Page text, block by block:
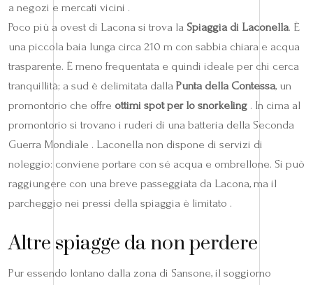
a negozi e mercati vicini .
Poco più a ovest di Lacona si trova la Spiaggia di Laconella. È
una piccola baia lunga circa 210 m con sabbia chiara e acqua
trasparente. È meno frequentata e quindi ideale per chi cerca
tranquillità; a sud è delimitata dalla Punta della Contessa, un
promontorio che offre ottimi spot per lo snorkeling . In cima al
promontorio si trovano i ruderi di una batteria della Seconda
Guerra Mondiale . Laconella non dispone di servizi di
noleggio: conviene portare con sé acqua e ombrellone. Si può
raggiungere con una breve passeggiata da Lacona, ma il
parcheggio nei pressi della spiaggia è limitato .
Altre spiagge da non perdere
Pur essendo lontano dalla zona di Sansone, il soggiorno